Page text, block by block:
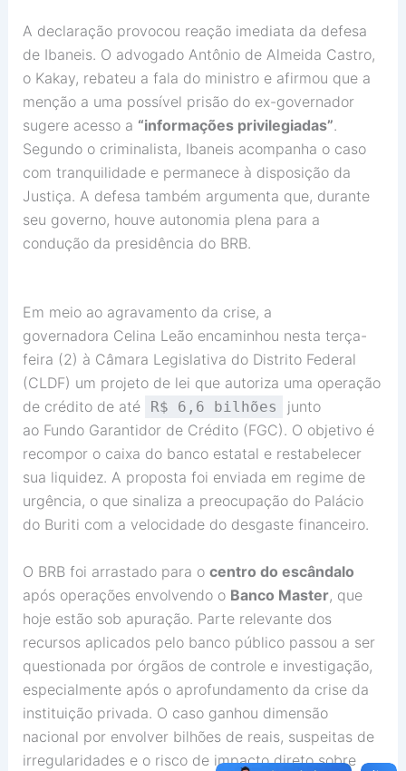
A declaração provocou reação imediata da defesa
de Ibaneis. O advogado Antônio de Almeida Castro,
o Kakay, rebateu a fala do ministro e afirmou que a
menção a uma possível prisão do ex-governador
sugere acesso a “informações privilegiadas”.
Segundo o criminalista, Ibaneis acompanha o caso
com tranquilidade e permanece à disposição da
Justiça. A defesa também argumenta que, durante
seu governo, houve autonomia plena para a
condução da presidência do BRB.
Em meio ao agravamento da crise, a
governadora Celina Leãoencaminhou nesta terça-
feira (2) à Câmara Legislativa do Distrito Federal
(CLDF) um projeto de lei que autoriza uma operação
de crédito de até
R$ 6,6 bilhões
junto
ao Fundo Garantidor de Crédito (FGC). O objetivo é
recompor o caixa do banco estatal e restabelecer
sua liquidez. A proposta foi enviada em regime de
urgência, o que sinaliza a preocupação do Palácio
do Buriti com a velocidade do desgaste financeiro.
O BRB foi arrastado para o centro do escândalo
após operações envolvendo o Banco Master, que
hoje estão sob apuração. Parte relevante dos
recursos aplicados pelo banco público passou a ser
questionada por órgãos de controle e investigação,
especialmente após o aprofundamento da crise da
instituição privada. O caso ganhou dimensão
nacional por envolver bilhões de reais, suspeitas de
irregularidades e o risco de impacto direto sobre